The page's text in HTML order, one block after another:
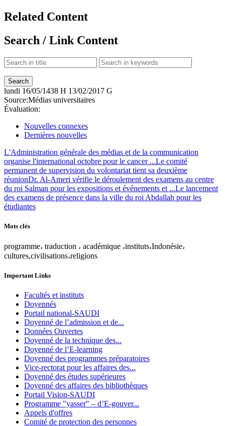
Related Content
Search / Link Content
lundi 16/05/1438 H 13/02/2017 G
Source:Médias universitaires
Évaluation:
Nouvelles connexes
Dernières nouvelles
L'Administration générale des médias et de la communication
organise l'international octobre pour le cancer ...Le comité
permanent de supervision du volontariat tient sa deuxième
réunionDr. Al-Ameri vérifie le déroulement des examens au centre
du roi Salman pour les expositions et événements et ...Le lancement
des examens de présence dans la ville du roi Abdallah pour les
étudiantes
Mots clés
programme، traduction ، académique ،instituts،Indonésie،
cultures,civilisations،religions
Important Links
Facultés et instituts
Doyennés
Portail national-SAUDI
Doyenné de l’admission et de...
Données Ouvertes
Doyenné de la technique des...
Doyenné de l’E-learning
Doyenné des programmes préparatoires
Vice-rectorat pour les affaires des...
Doyenné des études supérieures
Doyenné des affaires des bibliothèques
Portail Vision-SAUDI
Programme "yasser" – d’E-gouver...
Appels d'offres
Comité de protection des personnes